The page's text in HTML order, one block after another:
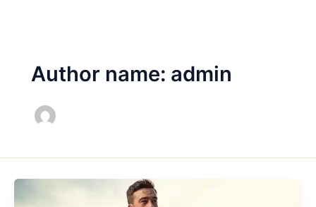
Author name: admin